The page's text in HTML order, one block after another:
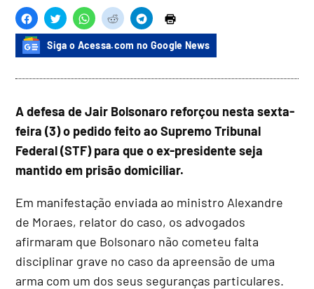
Siga o Acessa.com no Google News
A defesa de Jair Bolsonaro reforçou nesta sexta-
feira (3) o pedido feito ao Supremo Tribunal
Federal (STF) para que o ex-presidente seja
mantido em prisão domiciliar.
Em manifestação enviada ao ministro Alexandre
de Moraes, relator do caso, os advogados
afirmaram que Bolsonaro não cometeu falta
disciplinar grave no caso da apreensão de uma
arma com um dos seus seguranças particulares.